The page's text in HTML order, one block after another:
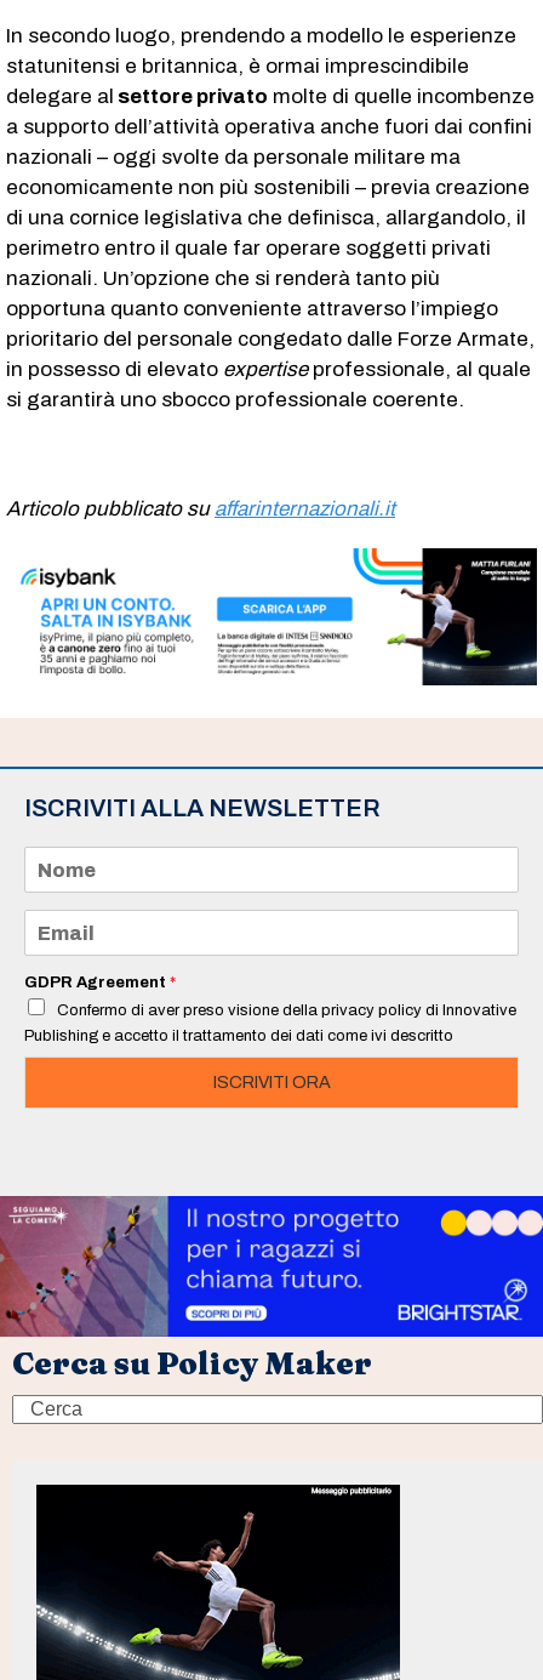
In secondo luogo, prendendo a modello le esperienze
statunitensi e britannica, è ormai imprescindibile
delegare al settore privato molte di quelle incombenze
a supporto dell’attività operativa anche fuori dai confini
nazionali – oggi svolte da personale militare ma
economicamente non più sostenibili – previa creazione
di una cornice legislativa che definisca, allargandolo, il
perimetro entro il quale far operare soggetti privati
nazionali. Un’opzione che si renderà tanto più
opportuna quanto conveniente attraverso l’impiego
prioritario del personale congedato dalle Forze Armate,
in possesso di elevato expertiseprofessionale, al quale
si garantirà uno sbocco professionale coerente.
Articolo pubblicato su affarinternazionali.it
ISCRIVITI ALLA NEWSLETTER
m
e
a
i
*
GDPR Agreement *
Confermo di aver preso visione della privacy policy di Innovative
Publishing e accetto il trattamento dei dati come ivi descritto
ISCRIVITI ORA
Cerca su Policy Maker
Search